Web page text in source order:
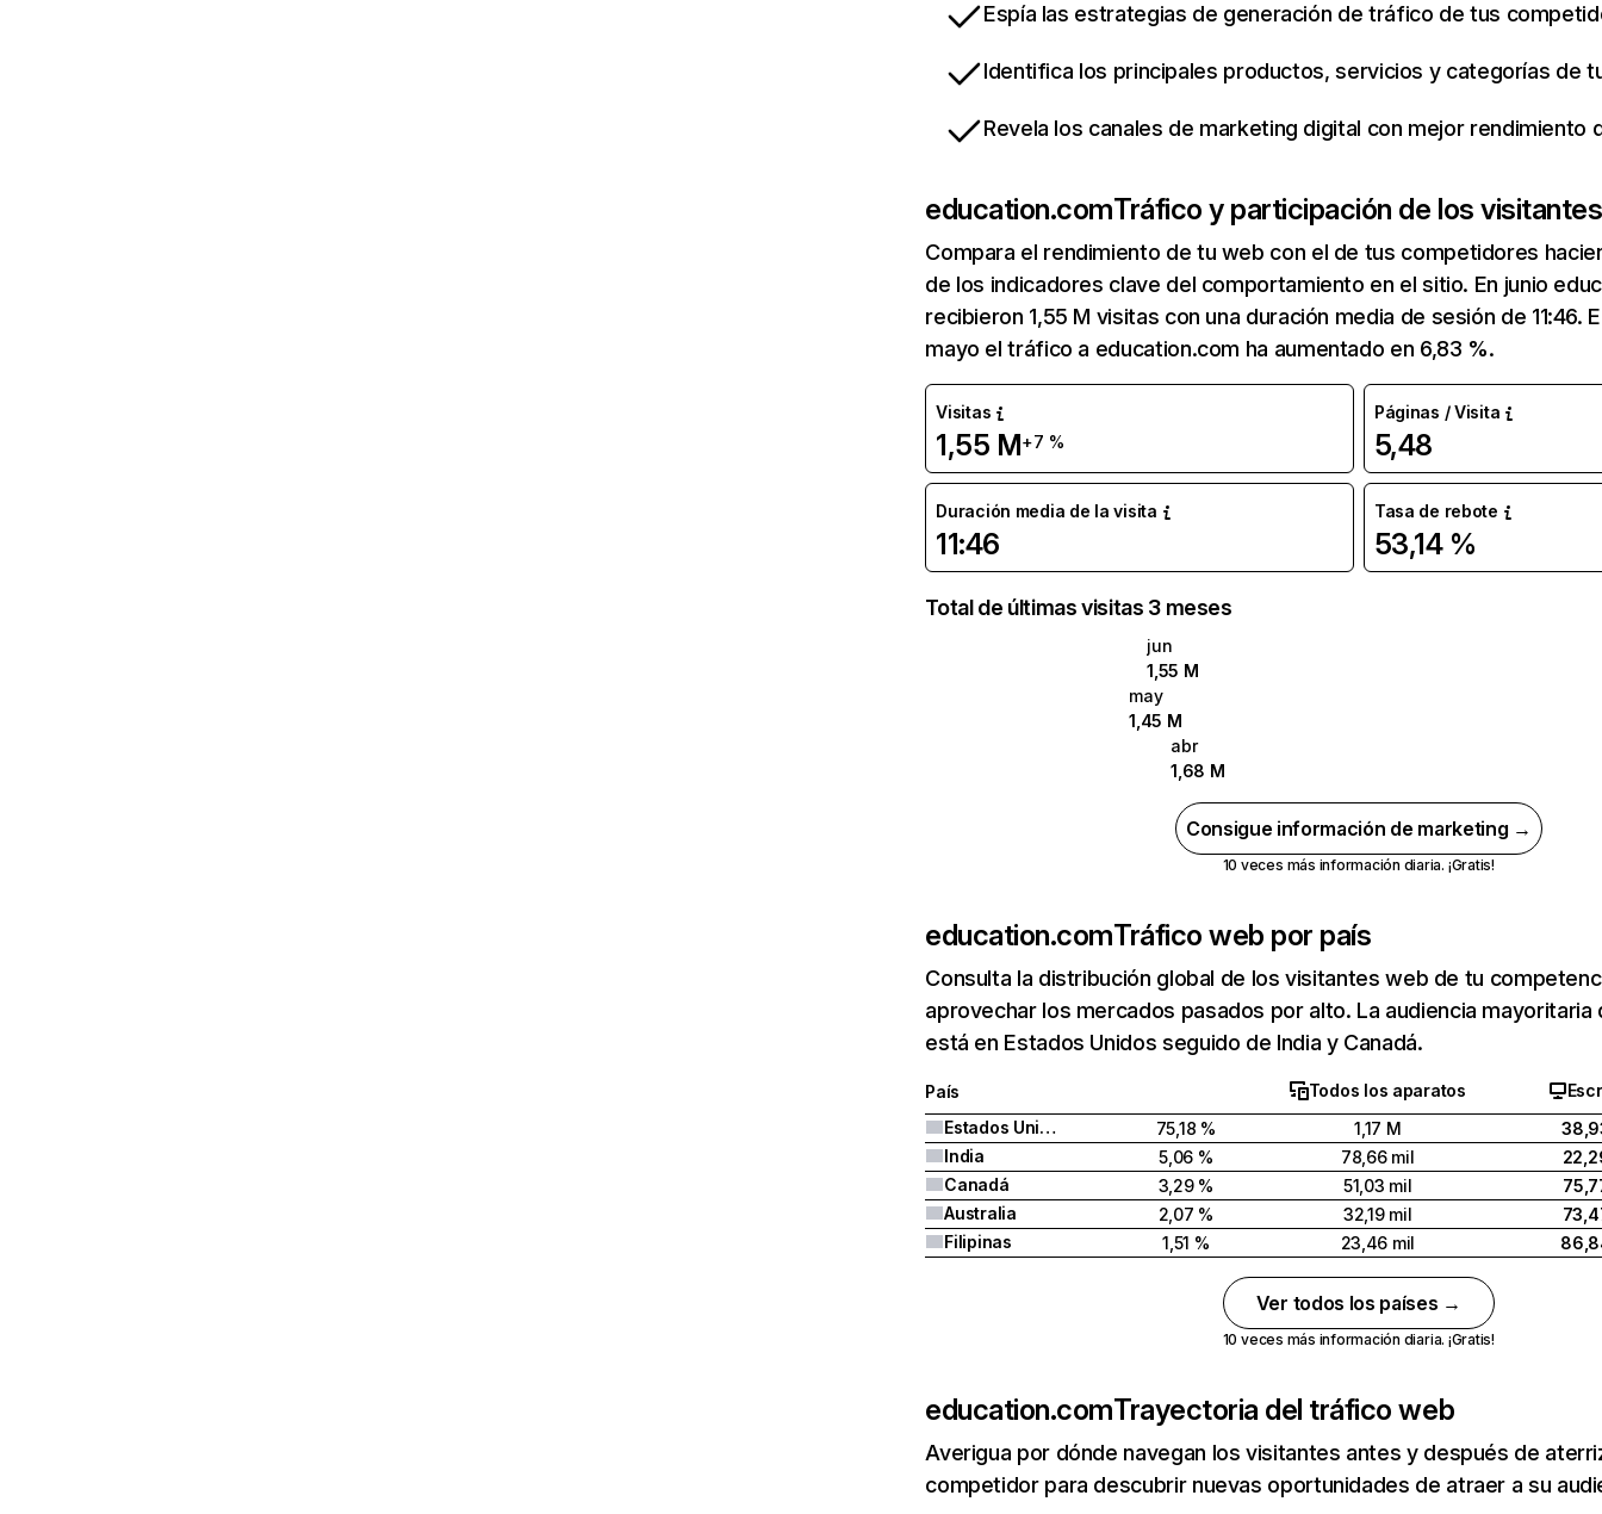
Espía las estrategias de generación de tráfico de tus
Identifica los principales productos, servicios y categorías de
Revela los canales de marketing digital con mejor rendimiento
education.comTráfico y participación de los visitantes
Compara el rendimiento de tu web con el de tus competidores
de los indicadores clave del comportamiento en el sitio. En junio
recibieron 1,55 M visitas con una duración media de sesión de 11:46.
mayo el tráfico a education.com ha aumentado en 6,83 %.
Visitas
1,55 M+7 %
Páginas / Visita
5,48
Duración media de la visita
11:46
Tasa de rebote
53,14 %
Total de últimas visitas 3 meses
jun
1,55 M
may
1,45 M
abr
1,68 M
Consigue información de marketing →
10 veces más información diaria. ¡Gratis!
education.comTráfico web por país
Consulta la distribución global de los visitantes web de tu
aprovechar los mercados pasados por alto. La audiencia mayoritaria
está en Estados Unidos seguido de India y Canadá.
País Todos los aparatos
Estados Unidos
75,18 % 1,17 M
India
5,06 % 78,66 mil
Canadá
3,29 % 51,03 mil
Australia
2,07 % 32,19 mil
Filipinas
1,51 % 23,46 mil
Ver todos los países →
10 veces más información diaria. ¡Gratis!
education.comTrayectoria del tráfico web
Averigua por dónde navegan los visitantes antes y después de
competidor para descubrir nuevas oportunidades de atraer a su